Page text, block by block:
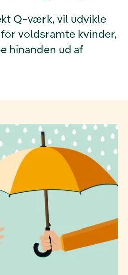
Q-værk, vil udvikle
voldsramte kvinder,
hinanden ud af